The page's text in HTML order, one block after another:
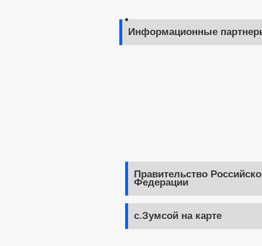
Информационные
Правительство
Федерации
с.Зумсой на карте